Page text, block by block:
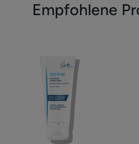
Empfohlene
Barriere-
Creme